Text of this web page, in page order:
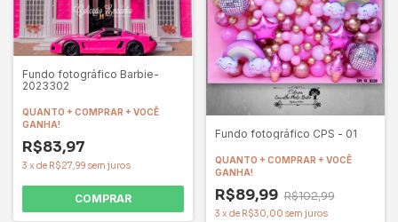
Fundo fotográfico Barbie-
2023302
QUANTO + COMPRAR + VOCÊ
GANHA!
R$83,97
3 x de R$27,99 sem juros
COMPRAR
Fundo fotográfico CPS - 01
QUANTO + COMPRAR + VOCÊ
GANHA!
R$89,99 R$102,99
3 x de R$30,00 sem juros